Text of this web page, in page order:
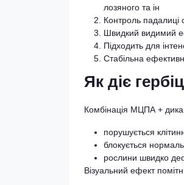
лозяного та ін
Контроль падалиці
Швидкий видимий
Підходить для
Стабільна
Як діє
Комбінація МЦПА +
порушується
блокується
рослини швидко
Візуальний ефект